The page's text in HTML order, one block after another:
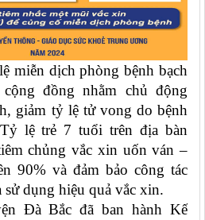
miễn dịch phòng bệnh bạch
đồng nhằm chủ động
giảm tỷ lệ tử vong do bệnh
lệ trẻ 7 tuổi trên địa bàn
chủng vắc xin uốn ván –
90% và đảm bảo công tác
sử dụng hiệu quả vắc xin.
Đà Bắc đã ban hành Kế